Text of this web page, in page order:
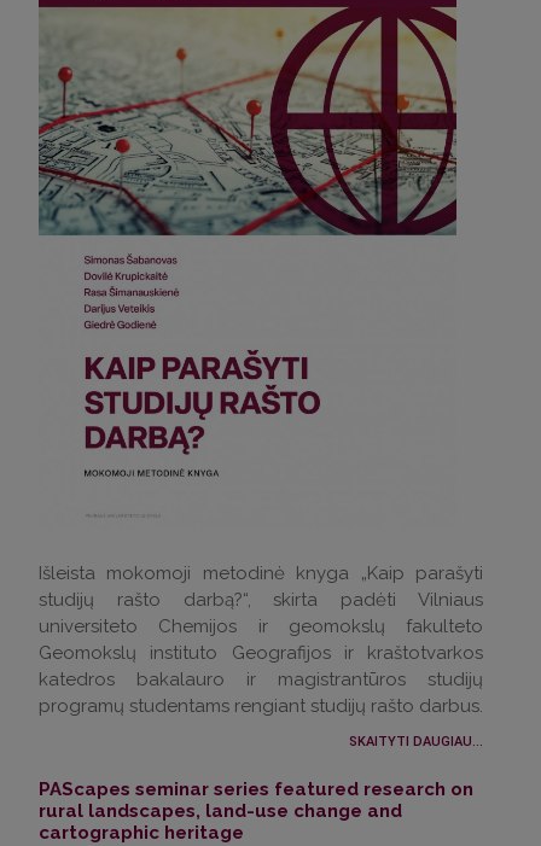
Išleista mokomoji metodinė knyga „Kaip parašyti
studijų rašto darbą?“, skirta padėti Vilniaus
universiteto Chemijos ir geomokslų fakulteto
Geomokslų instituto Geografijos ir kraštotvarkos
katedros bakalauro ir magistrantūros studijų
programų studentams rengiant studijų rašto darbus.
SKAITYTI DAUGIAU...
PAScapes seminar series featured research on
rural landscapes, land-use change and
cartographic heritage